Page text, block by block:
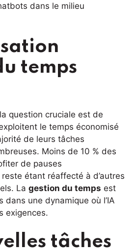
dans le milieu
temps
question cruciale est de
le temps économisé
de leurs tâches
Moins de 10 % des
de pauses
étant réaffecté à d’autres
La gestion du temps est
dans une dynamique où l’IA
exigences.
tâches